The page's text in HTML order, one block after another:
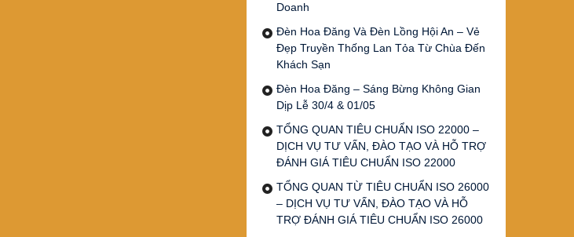
Doanh
Đèn Hoa Đăng Và Đèn Lồng Hội An – Vẻ
Đẹp Truyền Thống Lan Tỏa Từ Chùa Đến
Khách Sạn
Đèn Hoa Đăng – Sáng Bừng Không Gian
Dịp Lễ 30/4 & 01/05
TỔNG QUAN TIÊU CHUẨN ISO 22000 –
DỊCH VỤ TƯ VẤN, ĐÀO TẠO VÀ HỖ TRỢ
ĐÁNH GIÁ TIÊU CHUẨN ISO 22000
TỔNG QUAN TỪ TIÊU CHUẨN ISO 26000
– DỊCH VỤ TƯ VẤN, ĐÀO TẠO VÀ HỖ
TRỢ ĐÁNH GIÁ TIÊU CHUẨN ISO 26000